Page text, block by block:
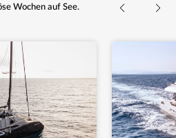
Wochen auf See.